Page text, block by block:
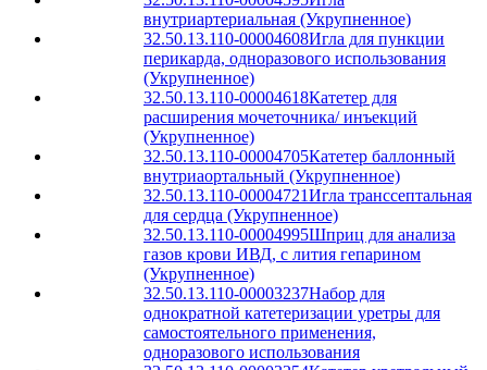
внутриартериальная (Укрупненное)
32.50.13.110-00004608Игла для пункции
перикарда, одноразового использования
(Укрупненное)
32.50.13.110-00004618Катетер для
расширения мочеточника/ инъекций
(Укрупненное)
32.50.13.110-00004705Катетер баллонный
внутриаортальный (Укрупненное)
32.50.13.110-00004721Игла транссептальная
для сердца (Укрупненное)
32.50.13.110-00004995Шприц для анализа
газов крови ИВД, с лития гепарином
(Укрупненное)
32.50.13.110-00003237Набор для
однократной катетеризации уретры для
самостоятельного применения,
одноразового использования